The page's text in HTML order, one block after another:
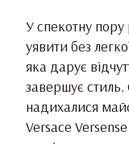
У спекотну
уявити без
яка дарує
завершує
надихалися
Versace